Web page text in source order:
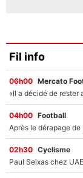
Fil info
06h00 Mercato
04h00 Football
02h30 Cyclisme